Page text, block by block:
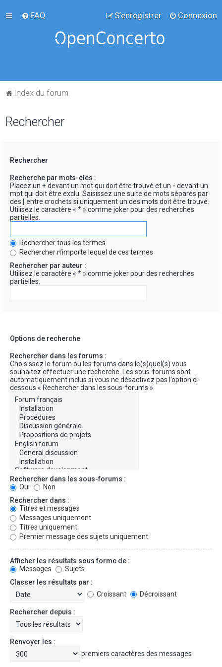
FAQ Connexion
S’enregistrer
Index du forum
Rechercher
Rechercher
Recherche par mots-clés :
Placez un + devant un mot qui doit être trouvé et un - devant un
mot qui doit être exclu. Saisissez une suite de mots séparés par
des
entre crochets si uniquement un des mots doit être trouvé.
Utilisez le caractère « * » comme joker pour des recherches
partielles.
Rechercher tous les termes
Rechercher n’importe lequel de ces termes
Rechercher par auteur :
Utilisez le caractère « * » comme joker pour des recherches
partielles.
Options de recherche
Rechercher dans les forums :
Choisissez le forum ou les forums dans le(s)quel(s) vous
souhaitez effectuer une recherche. Les sous-forums sont
automatiquement inclus si vous ne désactivez pas l’option ci-
dessous « Rechercher dans les sous-forums ».
Rechercher dans les sous-forums :
Oui
Non
Rechercher dans :
Titres et messages
Messages uniquement
Titres uniquement
Premier message des sujets uniquement
Afficher les résultats sous forme de :
Messages
Sujets
Classer les résultats par :
Croissant
Décroissant
Rechercher depuis :
Renvoyer les :
premiers caractères des messages